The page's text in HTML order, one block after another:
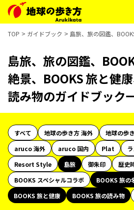
TOP ガイドブック 島旅、旅の図鑑、
島旅、旅の図鑑、
絶景、BOOKS 旅と健
読み物のガイドブック
すべて 地球の歩き方 海外
地球の歩
aruco 海外
aruco 国内 Plat
Resort Style
島旅 御朱印 歴史
BOOKS スペシャルコラボ
BOOKS 旅の
BOOKS 旅と健康
BOOKS 旅の読み物